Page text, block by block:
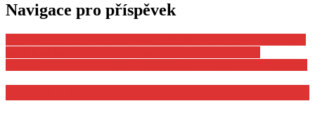
Navigace pro příspěvek